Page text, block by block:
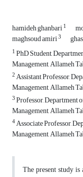
hamideh ghanbari1
maghsoud amiri3
1PhD Student,
Management, Allameh
2Assistant Professor,
Management, Allameh
3Professor, Department
Management, Allameh
4Associate Professor,
Management, Allameh
The present study